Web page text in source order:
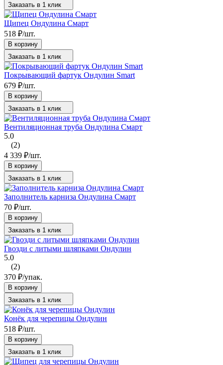
Заказать в 1 клик
Щипец Ондулина Смарт
518 ₽/шт.
В корзину
Заказать в 1 клик
Покрывающий фартук Ондулин Smart
679 ₽/шт.
В корзину
Заказать в 1 клик
Вентиляционная труба Ондулина Смарт
5.0
(2)
4 339 ₽/шт.
В корзину
Заказать в 1 клик
Заполнитель карниза Ондулина Смарт
70 ₽/шт.
В корзину
Заказать в 1 клик
Гвозди с литыми шляпками Ондулин
5.0
(2)
370 ₽/упак.
В корзину
Заказать в 1 клик
Конёк для черепицы Ондулин
518 ₽/шт.
В корзину
Заказать в 1 клик